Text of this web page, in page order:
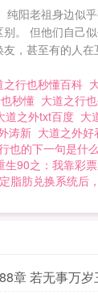
阳老祖身边似
。 但他们自己
甚至有的人
之行也秒懂百科
秒懂 大道之行
道之外txt百度 大
涛新 大道之外好
也的下一句是什
生90之：我靠彩
脂肪兑换系统后
章 若无事万岁